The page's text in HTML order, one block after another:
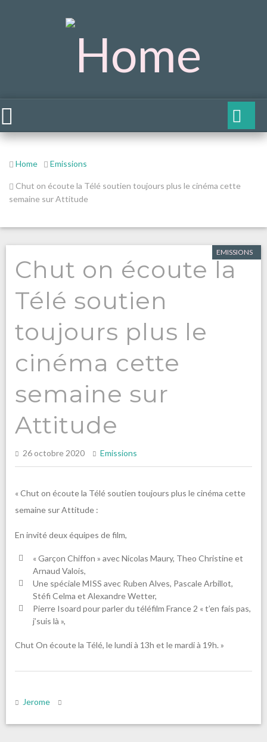
Home Emissions
Chut on écoute la Télé soutien toujours plus le cinéma cette
semaine sur Attitude
EMISSIONS
Chut on écoute la
Télé soutien
toujours plus le
cinéma cette
semaine sur
Attitude
26 octobre 2020 Emissions
« Chut on écoute la Télé soutien toujours plus le cinéma cette
semaine sur Attitude :
En invité deux équipes de film,
« Garçon Chiffon » avec Nicolas Maury, Theo Christine et
Arnaud Valois,
Une spéciale MISS avec Ruben Alves, Pascale Arbillot,
Stéfi Celma et Alexandre Wetter,
Pierre Isoard pour parler du téléfilm France 2 « t’en fais pas,
j’suis là »,
Chut On écoute la Télé, le lundi à 13h et le mardi à 19h. »
Jerome